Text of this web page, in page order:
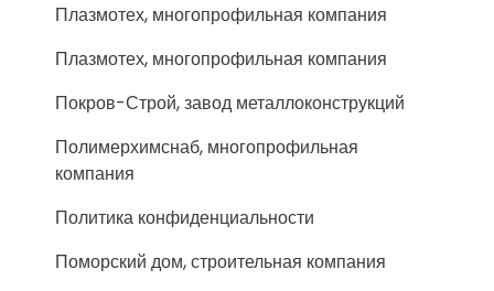
Плазмотех, многопрофильная компания
Плазмотех, многопрофильная компания
Покров-Строй, завод металлоконструкций
Полимерхимснаб, многопрофильная
компания
Политика конфиденциальности
Поморский дом, строительная компания